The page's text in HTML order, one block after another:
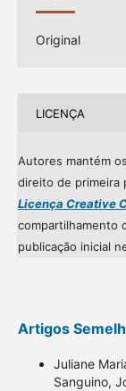
Original
LICENÇA
Autores mantém
direito de primeira
Licença Creative
compartilhamento
publicação inicial
Artigos
Juliane
Sanguino,